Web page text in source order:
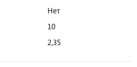
Нет
10
2,35